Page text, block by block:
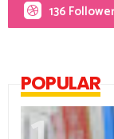
136
POPULAR